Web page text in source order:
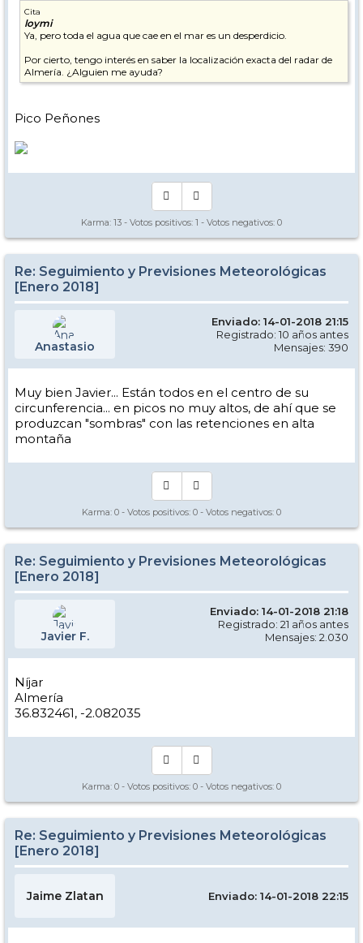
Cita
loymi
Ya, pero toda el agua que cae en el mar es un desperdicio.
Por cierto, tengo interés en saber la localización exacta del radar de
Almería. ¿Alguien me ayuda?
Pico Peñones
Karma: 13 - Votos positivos: 1 - Votos negativos: 0
Re: Seguimiento y Previsiones Meteorológicas
[Enero 2018]
Anastasio
Enviado: 14-01-2018 21:15
Registrado: 10 años antes
Mensajes: 390
Muy bien Javier... Están todos en el centro de su
circunferencia... en picos no muy altos, de ahí que se
produzcan "sombras" con las retenciones en alta
montaña
Karma: 0 - Votos positivos: 0 - Votos negativos: 0
Re: Seguimiento y Previsiones Meteorológicas
[Enero 2018]
Javier F.
Enviado: 14-01-2018 21:18
Registrado: 21 años antes
Mensajes: 2.030
Níjar
Almería
36.832461, -2.082035
Karma: 0 - Votos positivos: 0 - Votos negativos: 0
Re: Seguimiento y Previsiones Meteorológicas
[Enero 2018]
Jaime Zlatan Enviado: 14-01-2018 22:15